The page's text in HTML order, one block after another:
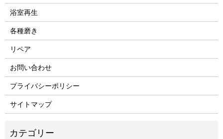
浴室再生
各種磨き
リペア
お問い合わせ
プライバシーポリシー
サイトマップ